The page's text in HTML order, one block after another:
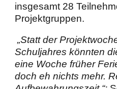
insgesamt 28
Projektgruppen.
„Statt der
Schuljahres könnten
eine Woche früher
doch eh nichts mehr.